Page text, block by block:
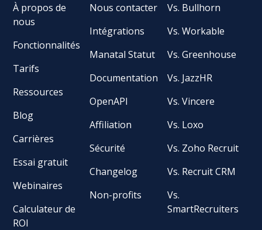
À propos de
nous
Fonctionnalités
Tarifs
Ressources
Blog
Carrières
Essai gratuit
Webinaires
Calculateur de
ROI
Nous contacter
Intégrations
Manatal Statut
Documentation
OpenAPI
Affiliation
Sécurité
Changelog
Non-profits
Vs. Bullhorn
Vs. Workable
Vs. Greenhouse
Vs. JazzHR
Vs. Vincere
Vs. Loxo
Vs. Zoho Recruit
Vs. Recruit CRM
Vs.
SmartRecruiters